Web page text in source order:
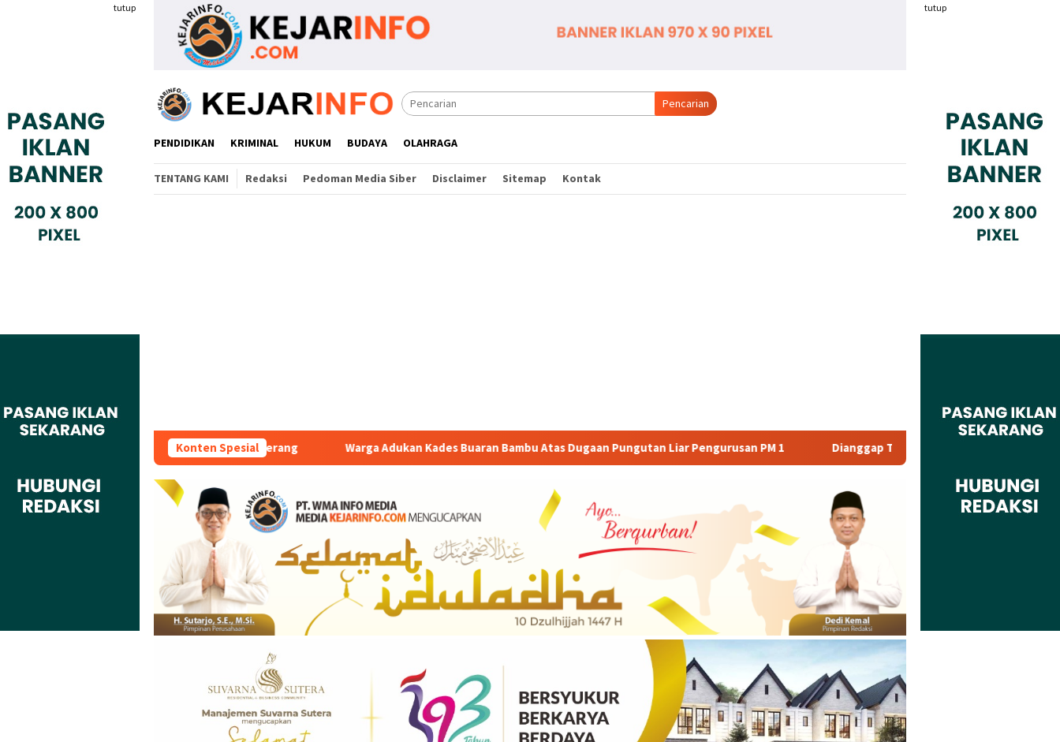
tutup tutup
Pencarian
PENDIDIKAN KRIMINAL HUKUM BUDAYA OLAHRAGA
TENTANG KAMI Redaksi Pedoman Media Siber Disclaimer Sitemap Kontak
Konten Spesial
Warga Adukan Kades Buaran Bambu Atas Dugaan Pungutan Liar Pengurusan PM 1 Dianggap Tidak Profesional, PT. Rajeg Media Telekomunikasi Jadi